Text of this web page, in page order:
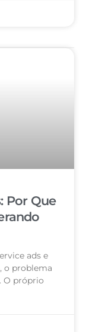
Por Que
ads e
o problema
O próprio